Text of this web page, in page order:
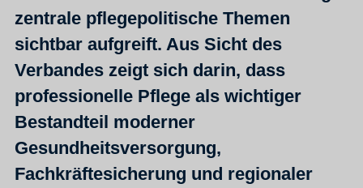
zentrale pflegepolitische Themen
sichtbar aufgreift. Aus Sicht des
Verbandes zeigt sich darin, dass
professionelle Pflege als wichtiger
Bestandteil moderner
Gesundheitsversorgung,
Fachkräftesicherung und regionaler